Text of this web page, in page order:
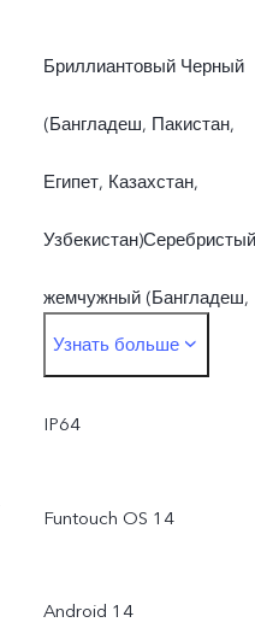
Бриллиантовый Черный
(Бангладеш, Пакистан,
Египет, Казахстан,
Узбекистан)Серебристый
жемчужный (Бангладеш,
Пакистан, Египет,
Казахстан, Узбекистан)
Узнать больше
IP64
Funtouch OS 14
Android 14